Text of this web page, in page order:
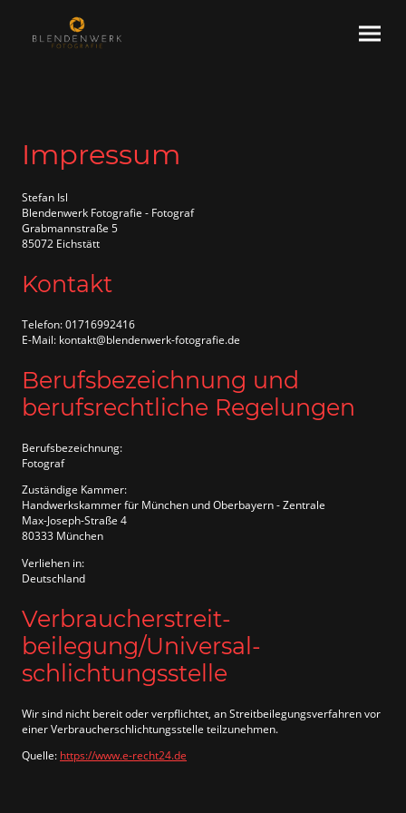
Impressum
Stefan Isl
Blendenwerk Fotografie - Fotograf
Grabmannstraße 5
85072 Eichstätt
Kontakt
Telefon: 01716992416
E-Mail: kontakt@blendenwerk-fotografie.de
Berufsbezeichnung und
berufsrechtliche Regelungen
Berufsbezeichnung:
Fotograf
Zuständige Kammer:
Handwerkskammer für München und Oberbayern - Zentrale
Max-Joseph-Straße 4
80333 München
Verliehen in:
Deutschland
Verbraucher­streit­
beilegung/Universal­
schlichtungs­stelle
Wir sind nicht bereit oder verpflichtet, an Streitbeilegungsverfahren vor
einer Verbraucherschlichtungsstelle teilzunehmen.
Quelle: https://www.e-recht24.de